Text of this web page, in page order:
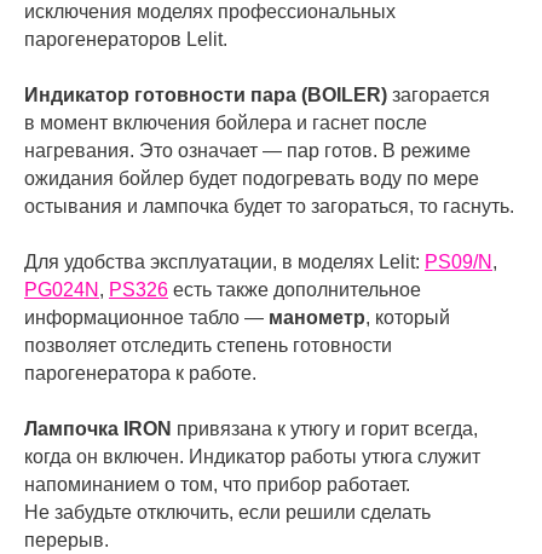
исключения моделях профессиональных
парогенераторов Lelit.
Индикатор готовности пара (BOILER) загорается
в момент включения бойлера и гаснет после
нагревания. Это означает — пар готов. В режиме
ожидания бойлер будет подогревать воду по мере
остывания и лампочка будет то загораться, то гаснуть.
Для удобства эксплуатации, в моделях Lelit: PS09/N ,
PG024N , PS326 есть также дополнительное
информационное табло — манометр, который
позволяет отследить степень готовности
парогенератора к работе.
Лампочка IRON привязана к утюгу и горит всегда,
когда он включен. Индикатор работы утюга служит
напоминанием о том, что прибор работает.
Не забудьте отключить, если решили сделать
перерыв.